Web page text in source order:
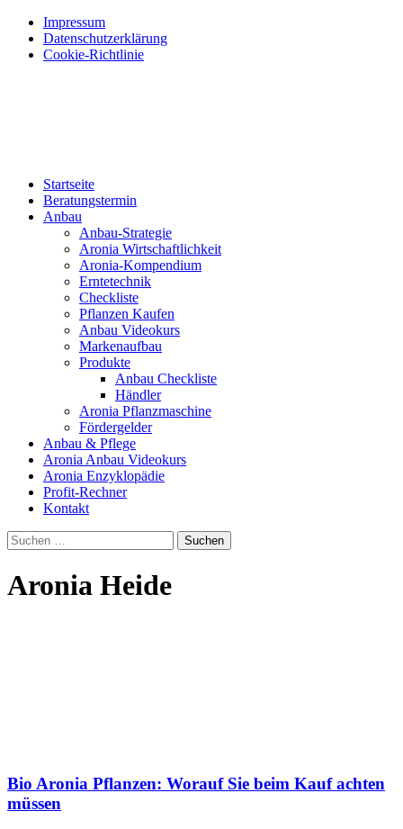
Impressum
Datenschutzerklärung
Cookie-Richtlinie
Startseite
Beratungstermin
Anbau
Anbau-Strategie
Aronia Wirtschaftlichkeit
Aronia-Kompendium
Erntetechnik
Checkliste
Pflanzen Kaufen
Anbau Videokurs
Markenaufbau
Produkte
Anbau Checkliste
Händler
Aronia Pflanzmaschine
Fördergelder
Anbau & Pflege
Aronia Anbau Videokurs
Aronia Enzyklopädie
Profit-Rechner
Kontakt
Suchen
nach:
Aronia Heide
Bio Aronia Pflanzen: Worauf Sie beim Kauf achten
müssen